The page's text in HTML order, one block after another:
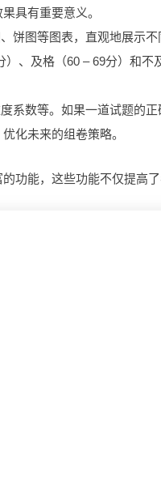
具有重要意义。
饼图等图表，直观地展示
、及格（60 – 69分）和
系数等。如果一道试题的
化未来的组卷策略。
功能，这些功能不仅提高
开发